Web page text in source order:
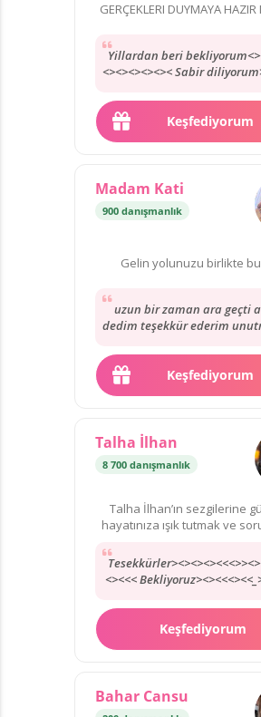
GERÇEKLERI DUYMAYA HAZIR
Yillardan beri
<><><><><>< Sabir
<>><<>><>><>>>><>>
Keşfediyorum
Madam Kati
900 danışmanlık
Gelin yolunuzu birlikte
uzun bir zaman ara geçti
dedim teşekkür ederim
Keşfediyorum
Talha İlhan
8 700 danışmanlık
Talha İlhan’ın sezgilerine
hayatınıza ışık tutmak ve
<><<<
<görüsürz><><><>><<
Keşfediyorum
Bahar Cansu